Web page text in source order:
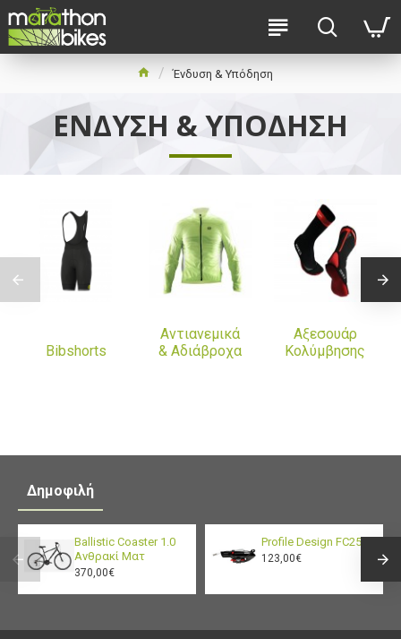
Ένδυση & Υπόδηση
ΈΝΔΥΣΗ & ΥΠΌΔΗΣΗ
Bibshorts
Αντιανεμικά
& Αδιάβροχα
Αξεσουάρ
Κολύμβησης
Δημοφιλή
Ballistic Coaster 1.0
Ανθρακί Ματ
370,00€
Profile Design FC25
123,00€